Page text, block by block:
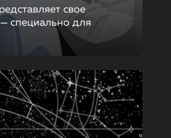
свое
специально для